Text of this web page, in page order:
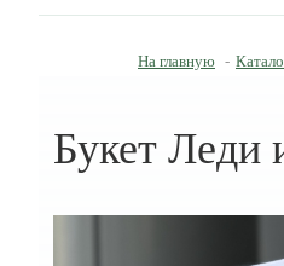
На главную -
Букет Леди